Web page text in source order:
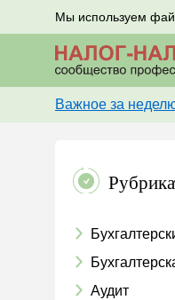
Мы используем
Подписывайтесь
Важное за
Аудит